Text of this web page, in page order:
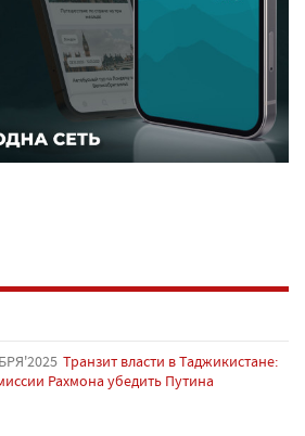
Транзит власти в Таджикистане:
Рахмона убедить Путина